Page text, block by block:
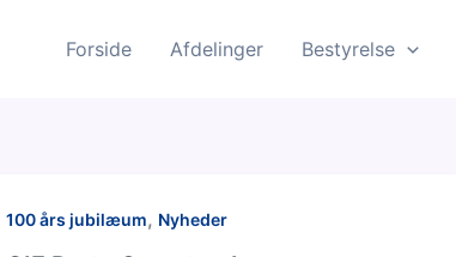
Forside Afdelinger Bestyrelse
100 års jubilæum, Nyheder